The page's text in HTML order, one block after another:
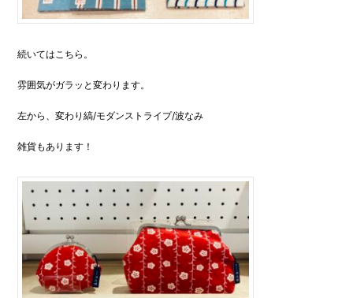
続いてはこちら。
雰囲気がガラッと変わります。
左から、変わり縞/モダンストライプ/波なみ
雑貨もあります！